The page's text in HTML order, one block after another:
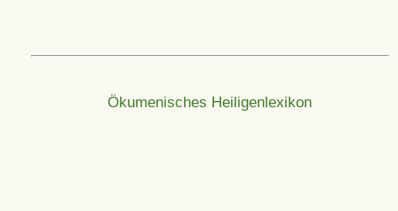
Ökumenisches Heiligenlexikon